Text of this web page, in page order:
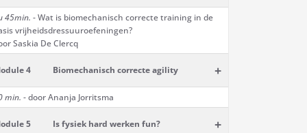
45min. - Wat is biomechanisch correcte training in de
vrijheidsdressuuroefeningen?
Saskia De Clercq
4 Biomechanisch correcte agility +
min. - door Ananja Jorritsma
5 Is fysiek hard werken fun? +